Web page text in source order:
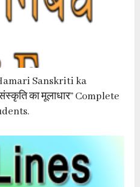
Sanskriti ka
का मूलाधार” Complete